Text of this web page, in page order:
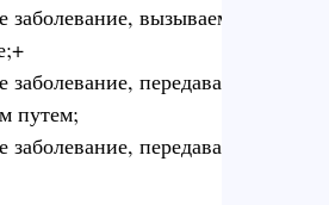
вызываемое
передаваемое
путем;
передаваемое